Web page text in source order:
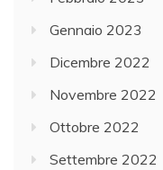
Gennaio 2023
Dicembre 2022
Novembre 2022
Ottobre 2022
Settembre 2022